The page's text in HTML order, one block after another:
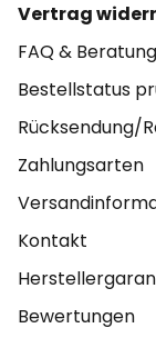
Vertrag
FAQ & Beratung
Bestellstatus
Rücksendung/
Zahlungsarten
Kontakt
Bewertungen